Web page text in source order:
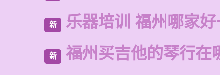
新 乐器培训 福州哪家
新 福州买吉他的琴行在